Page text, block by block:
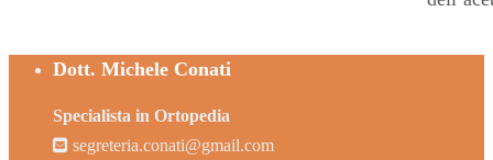
Dott. Michele Conati
Specialista in Ortopedia
segreteria.conati@gmail.com